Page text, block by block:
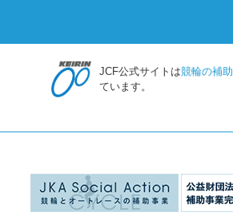
JCF公式サイトは競輪の補助
ています。